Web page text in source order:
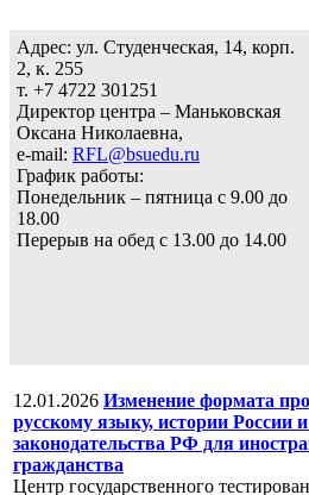
Адрес: ул. Студенческая, 14, корп.
2, к. 255
т. +7 4722 301251
Директор центра – Маньковская
Оксана Николаевна,
e-mail: RFL@bsuedu.ru
График работы:
Понедельник – пятница с 9.00 до
18.00
Перерыв на обед с 13.00 до 14.00
12.01.2026 Изменение формата
русскому языку, истории России
законодательства РФ для
гражданства
Центр государственного